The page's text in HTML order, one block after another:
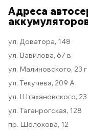
Адреса
ул. Доватора, 148
ул. Вавилова, 67 в
ул. Малиновского, 23 г
ул. Текучева, 209 А
ул. Штахановского,
ул. Таганрогская, 128
пр. Шолохова, 12